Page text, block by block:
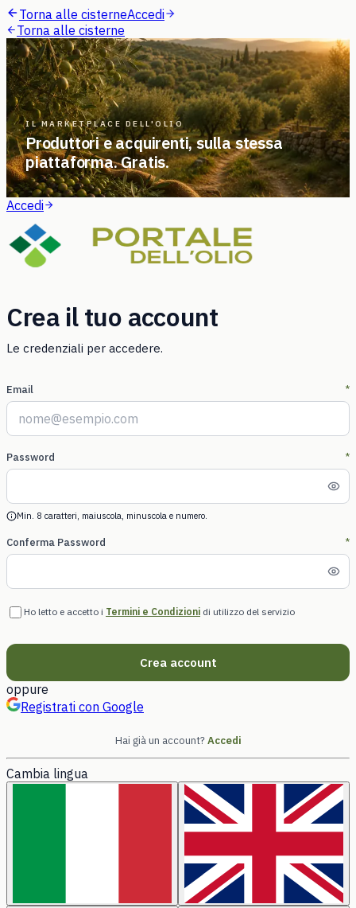
Torna alle cisterneAccedi
Torna alle cisterne
IL MARKETPLACE DELL'OLIO
Produttori e acquirenti, sulla stessa
piattaforma. Gratis.
Accedi
Crea il tuo account
Le credenziali per accedere.
Email *
Password *
Min. 8 caratteri, maiuscola, minuscola e numero.
Conferma Password *
Ho letto e accetto i Termini e Condizioni di utilizzo del servizio
Crea account
oppure
Registrati con Google
Hai già un account? Accedi
Cambia lingua